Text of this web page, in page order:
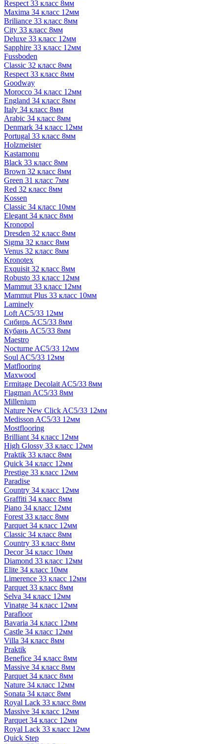
Respect 33 класс 8мм
Maxima 34 класс 12мм
Briliance 33 класс 8мм
City 33 класс 8мм
Deluxe 33 класс 12мм
Sapphire 33 класс 12мм
Fussboden
Classic 32 класс 8мм
Respect 33 класс 8мм
Goodway
Morocco 34 класс 12мм
England 34 класс 8мм
Italy 34 класс 8мм
Arabic 34 класс 8мм
Denmark 34 класс 12мм
Portugal 33 класс 8мм
Holzmeister
Kastamonu
Black 33 класс 8мм
Brown 32 класс 8мм
Green 31 класс 7мм
Red 32 класс 8мм
Kossen
Classic 34 класс 10мм
Elegant 34 класс 8мм
Kronopol
Dresden 32 класс 8мм
Sigma 32 класс 8мм
Venus 32 класс 8мм
Kronotex
Exquisit 32 класс 8мм
Robusto 33 класс 12мм
Mammut 33 класс 12мм
Mammut Plus 33 класс 10мм
Laminely
Loft AC5/33 12мм
Сибирь AC5/33 8мм
Кубань AC5/33 8мм
Maestro
Nocturne AC5/33 12мм
Soul AC5/33 12мм
Matflooring
Maxwood
Ermitage Decolait AC5/33 8мм
Flagman AC5/33 8мм
Millenium
Nature New Click AC5/33 12мм
Medisson AC5/33 12мм
Mostflooring
Brilliant 34 класс 12мм
High Glossy 33 класс 12мм
Praktik 33 класс 8мм
Quick 34 класс 12мм
Prestige 33 класс 12мм
Paradise
Country 34 класс 12мм
Graffiti 34 класс 8мм
Piano 34 класс 12мм
Forest 33 класс 8мм
Parquet 34 класс 12мм
Classic 34 класс 8мм
Country 33 класс 8мм
Decor 34 класс 10мм
Diamond 33 класс 12мм
Elite 34 класс 10мм
Limerence 33 класс 12мм
Parquet 33 класс 8мм
Selva 34 класс 12мм
Vinatge 34 класс 12мм
Parafloor
Bavaria 34 класс 12мм
Castle 34 класс 12мм
Villa 34 класс 8мм
Praktik
Benefice 34 класс 8мм
Massive 34 класс 8мм
Parquet 34 класс 8мм
Nature 34 класс 12мм
Sonata 34 класс 8мм
Royal Lack 33 класс 8мм
Massive 34 класс 12мм
Parquet 34 класс 12мм
Royal Lack 33 класс 12мм
Quick Step